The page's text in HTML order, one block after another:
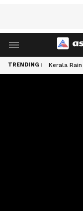
TRENDING : Kerala Rain